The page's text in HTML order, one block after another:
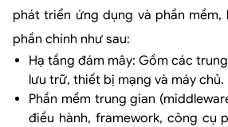
phát triển ứng dụng và phần
phần chính như sau:
Hạ tầng đám mây: Gồm các
lưu trữ, thiết bị mạng và máy chủ.
Phần mềm trung gian
điều hành, framework, công cụ